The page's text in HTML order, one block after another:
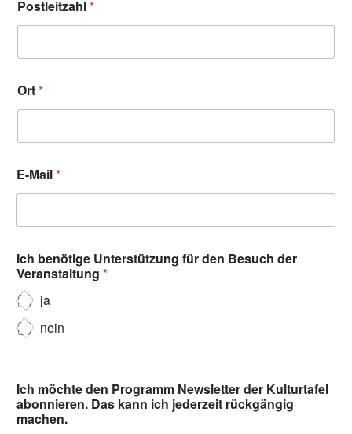
Postleitzahl*
Ort*
E-Mail*
Ich benötige Unterstützung für den Besuch der
Veranstaltung *
ja
nein
Ich möchte den Programm Newsletter der Kulturtafel
abonnieren. Das kann ich jederzeit rückgängig
machen.